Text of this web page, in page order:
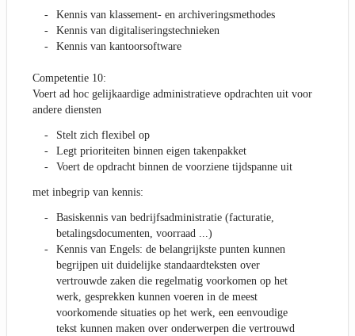
Kennis van klassement- en archiveringsmethodes
Kennis van digitaliseringstechnieken
Kennis van kantoorsoftware
Competentie 10:
Voert ad hoc gelijkaardige administratieve opdrachten uit voor
andere diensten
Stelt zich flexibel op
Legt prioriteiten binnen eigen takenpakket
Voert de opdracht binnen de voorziene tijdspanne uit
met inbegrip van kennis:
Basiskennis van bedrijfsadministratie (facturatie,
betalingsdocumenten, voorraad ...)
Kennis van Engels: de belangrijkste punten kunnen
begrijpen uit duidelijke standaardteksten over
vertrouwde zaken die regelmatig voorkomen op het
werk, gesprekken kunnen voeren in de meest
voorkomende situaties op het werk, een eenvoudige
tekst kunnen maken over onderwerpen die vertrouwd